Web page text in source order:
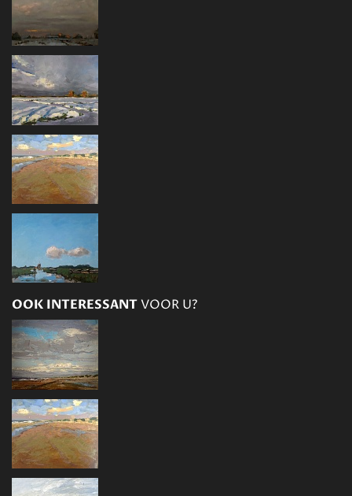
OOK INTERESSANTVOOR U?